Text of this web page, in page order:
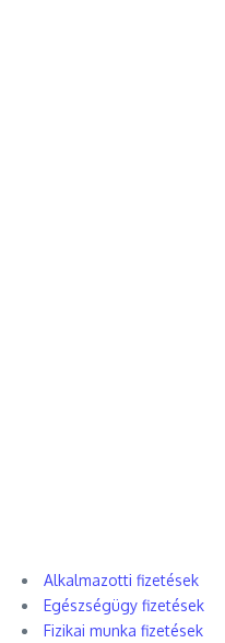
Alkalmazotti fizetések
Egészségügy fizetések
Fizikai munka fizetések